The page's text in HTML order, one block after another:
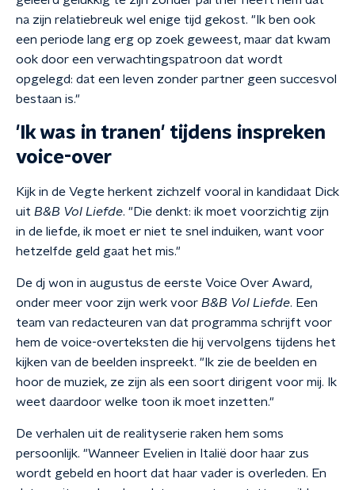
na zijn relatiebreuk wel enige tijd gekost. "Ik ben ook
een periode lang erg op zoek geweest, maar dat kwam
ook door een verwachtingspatroon dat wordt
opgelegd: dat een leven zonder partner geen succesvol
bestaan is."
'Ik was in tranen' tijdens inspreken
voice-over
Kijk in de Vegte herkent zichzelf vooral in kandidaat Dick
uit B&B Vol Liefde. "Die denkt: ik moet voorzichtig zijn
in de liefde, ik moet er niet te snel induiken, want voor
hetzelfde geld gaat het mis."
De dj won in augustus de eerste Voice Over Award,
onder meer voor zijn werk voor B&B Vol Liefde. Een
team van redacteuren van dat programma schrijft voor
hem de voice-overteksten die hij vervolgens tijdens het
kijken van de beelden inspreekt. "Ik zie de beelden en
hoor de muziek, ze zijn als een soort dirigent voor mij. Ik
weet daardoor welke toon ik moet inzetten."
De verhalen uit de realityserie raken hem soms
persoonlijk. "Wanneer Evelien in Italië door haar zus
wordt gebeld en hoort dat haar vader is overleden. En